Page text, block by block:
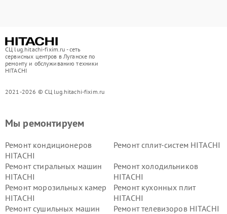
СЦ lug.hitachi-fixim.ru - сеть
сервисных центров в Луганске по
ремонту и обслуживанию техники
HITACHI
2021-2026 © СЦ lug.hitachi-fixim.ru
Мы ремонтируем
Ремонт кондиционеров
HITACHI
Ремонт сплит-систем HITACHI
Ремонт стиральных машин
HITACHI
Ремонт холодильников
HITACHI
Ремонт морозильных камер
HITACHI
Ремонт кухонных плит
HITACHI
Ремонт сушильных машин
Ремонт телевизоров HITACHI